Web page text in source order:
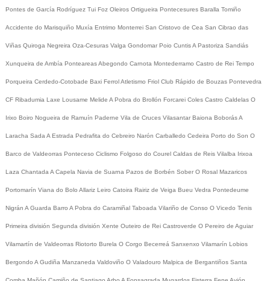
Pontes de García Rodríguez Tui Foz Oleiros Ortigueira Pontecesures Baralla Tomiño
Accidente do Marisquiño Muxía Entrimo Monterrei San Cristovo de Cea San Cibrao das
Viñas Quiroga Negreira Oza-Cesuras Valga Gondomar Poio CuntisA Pastoriza Sandiás
Xunqueira de Ambía PonteareasAbegondo Carnota Montederramo Castro de Rei Tempo
Porqueira Cerdedo-Cotobade Baxi FerrolAtletismo Friol Club Rápido de Bouzas Pontevedra
CF Ribadumia Laxe Lousame Melide A Pobra do Brollón Forcarei Coles Castro Caldelas O
Irixo Boiro Nogueira de Ramuín Paderne Vila de Cruces Vilasantar Baiona BoborásA
Laracha Sada A Estrada Pedrafita do Cebreiro Narón Carballedo Cedeira Porto do Son O
Barco de Valdeorras Ponteceso Ciclismo Folgoso do Courel Caldas de Reis Vilalba Irixoa
Laza Chantada A Capela Navia de Suarna Pazos de Borbén Sober O Rosal Mazaricos
Portomarín Viana do Bolo Allariz Leiro Catoira Rairiz de Veiga Bueu Vedra Pontedeume
Nigrán A Guarda Barro A Pobra do Caramiñal Taboada Vilariño de Conso O Vicedo Tenis
Primeira división Segunda división Xente Outeiro de Rei Castroverde O Pereiro de Aguiar
Vilamartín de Valdeorras Riotorto Burela O Corgo Becerreá Sanxenxo Vilamarín Lobios
Bergondo A Gudiña Manzaneda Valdoviño O Valadouro Malpica de Bergantiños Santa